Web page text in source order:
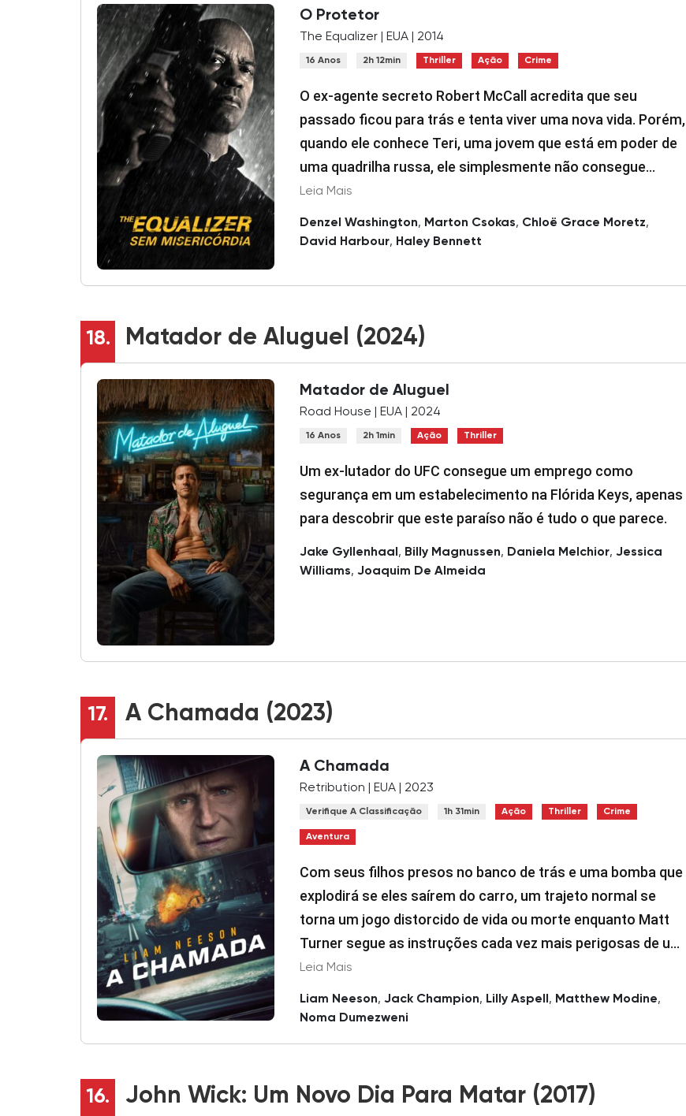
O Protetor
The Equalizer | EUA | 2014
16 Anos 2h 12min Thriller Ação Crime
O ex-agente secreto Robert McCall acredita que seu
passado ficou para trás e tenta viver uma nova vida. Porém,
quando ele conhece Teri, uma jovem que está em poder de
uma quadrilha russa, ele simplesmente não consegue
ignorá-la. Munido de suas extraordinárias habilidades, ele
ressurge como um verdadeiro anjo vingador. Fora da
aposentadoria e com um novo desejo de fazer justiça,
Denzel Washington, Marton Csokas, Chloë Grace Moretz,
David Harbour, Haley Bennett
18. Matador de Aluguel (2024)
Matador de Aluguel
Road House | EUA | 2024
16 Anos 2h 1min Ação Thriller
Um ex-lutador do UFC consegue um emprego como
segurança em um estabelecimento na Flórida Keys, apenas
para descobrir que este paraíso não é tudo o que parece.
Jake Gyllenhaal , Billy Magnussen, Daniela Melchior, Jessica
Williams, Joaquim De Almeida
17. A Chamada (2023)
A Chamada
Retribution | EUA | 2023
Verifique A Classificação 1h 31min Ação Thriller Crime
Aventura
Com seus filhos presos no banco de trás e uma bomba que
explodirá se eles saírem do carro, um trajeto normal se
torna um jogo distorcido de vida ou morte enquanto Matt
Turner segue as instruções cada vez mais perigosas de um
estranho em uma corrida contra o tempo para salvar sua
família.
Liam Neeson, Jack Champion, Lilly Aspell , Matthew Modine,
Noma Dumezweni
16. John Wick: Um Novo Dia Para Matar (2017)